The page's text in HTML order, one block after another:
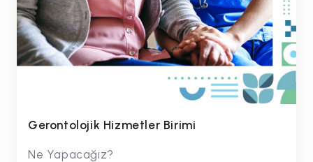
Gerontolojik Hizmetler Birimi
Ne Yapacağız?